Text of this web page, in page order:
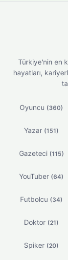
Türkiye'nin en
hayatları,
Oyuncu (360)
Yazar (151)
Gazeteci (115)
YouTuber (64)
Futbolcu (34)
Doktor (21)
Spiker (20)